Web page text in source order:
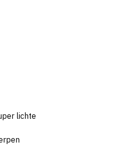
lichte